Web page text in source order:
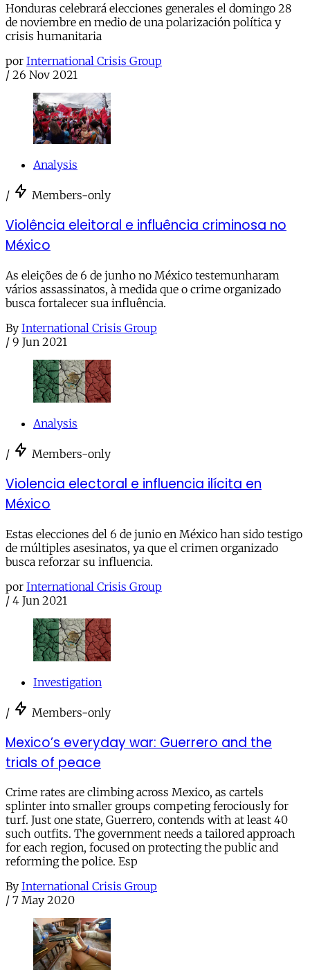
Honduras celebrará elecciones generales el domingo 28
de noviembre en medio de una polarización política y
crisis humanitaria
por International Crisis Group
/ 26 Nov 2021
Analysis
/ Members-only
Violência eleitoral e influência criminosa no
México
As eleições de 6 de junho no México testemunharam
vários assassinatos, à medida que o crime organizado
busca fortalecer sua influência.
By International Crisis Group
/ 9 Jun 2021
Analysis
/ Members-only
Violencia electoral e influencia ilícita en
México
Estas elecciones del 6 de junio en México han sido testigo
de múltiples asesinatos, ya que el crimen organizado
busca reforzar su influencia.
por International Crisis Group
/ 4 Jun 2021
Investigation
/ Members-only
Mexico’s everyday war: Guerrero and the
trials of peace
Crime rates are climbing across Mexico, as cartels
splinter into smaller groups competing ferociously for
turf. Just one state, Guerrero, contends with at least 40
such outfits. The government needs a tailored approach
for each region, focused on protecting the public and
reforming the police. Esp
By International Crisis Group
/ 7 May 2020